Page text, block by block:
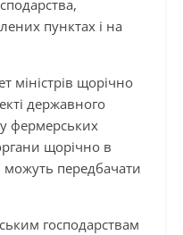
пунктах і на
міністрів щорічно
державного
фермерських
щорічно в
можуть передбачати
господарствам